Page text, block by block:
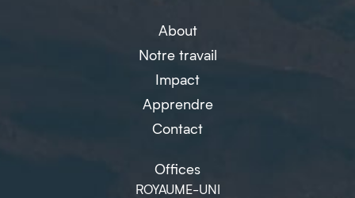
About
Notre travail
Impact
Apprendre
Contact
Offices
ROYAUME-UNI